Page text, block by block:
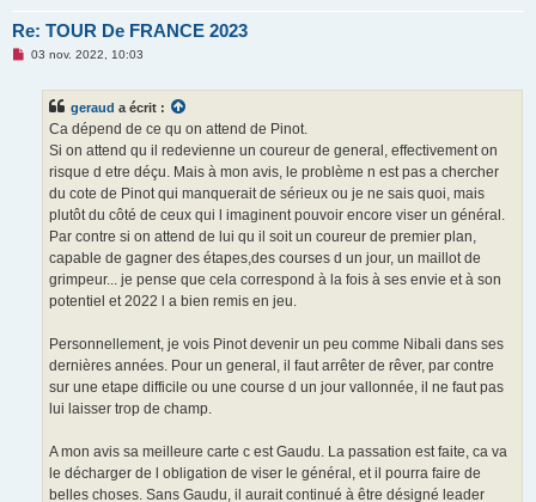
Re: TOUR De FRANCE 2023
M03 nov. 2022, 10:03
geraud a écrit :
Ca dépend de ce qu on attend de Pinot.
Si on attend qu il redevienne un coureur de general, effectivement on
risque d etre déçu. Mais à mon avis, le problème n est pas a chercher
du cote de Pinot qui manquerait de sérieux ou je ne sais quoi, mais
plutôt du côté de ceux qui l imaginent pouvoir encore viser un général.
Par contre si on attend de lui qu il soit un coureur de premier plan,
capable de gagner des étapes,des courses d un jour, un maillot de
grimpeur... je pense que cela correspond à la fois à ses envie et à son
potentiel et 2022 l a bien remis en jeu.
Personnellement, je vois Pinot devenir un peu comme Nibali dans ses
dernières années. Pour un general, il faut arrêter de rêver, par contre
sur une etape difficile ou une course d un jour vallonnée, il ne faut pas
lui laisser trop de champ.
A mon avis sa meilleure carte c est Gaudu. La passation est faite, ca va
le décharger de l obligation de viser le général, et il pourra faire de
belles choses. Sans Gaudu, il aurait continué à être désigné leader